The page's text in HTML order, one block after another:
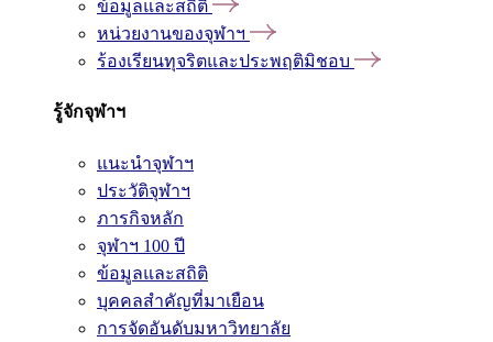
ข้อมูลและสถิติ
หน่วยงานของจุฬาฯ
ร้องเรียนทุจริตและประพฤติมิชอบ
รู้จักจุฬาฯ
แนะนำจุฬาฯ
ประวัติจุฬาฯ
ภารกิจหลัก
จุฬาฯ 100 ปี
ข้อมูลและสถิติ
บุคคลสำคัญที่มาเยือน
การจัดอันดับมหาวิทยาลัย